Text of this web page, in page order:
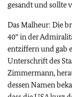
gesandt und sollte
Das Malheur: Die
40“ in der
entziffern und gab
Unterschrift des
Zimmermann,
dessen Namen